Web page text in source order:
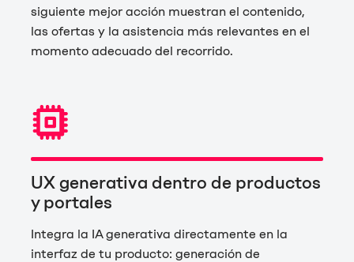
siguiente mejor acción muestran el contenido,
las ofertas y la asistencia más relevantes en el
momento adecuado del recorrido.
UX generativa dentro de productos
y portales
Integra la IA generativa directamente en la
interfaz de tu producto: generación de